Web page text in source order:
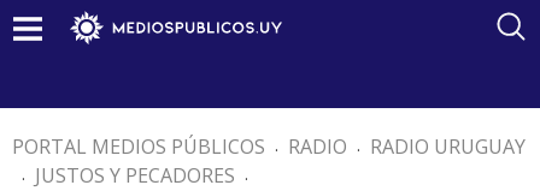
PORTAL MEDIOS PÚBLICOS . RADIO . RADIO URUGUAY
. JUSTOS Y PECADORES .